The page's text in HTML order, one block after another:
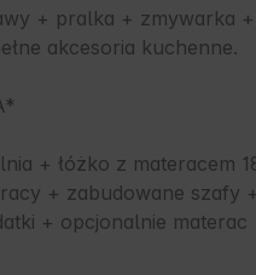
+ pralka + zmywarka
akcesoria kuchenne.
+ łóżko z materacem
+ zabudowane szafy +
+ opcjonalnie materac